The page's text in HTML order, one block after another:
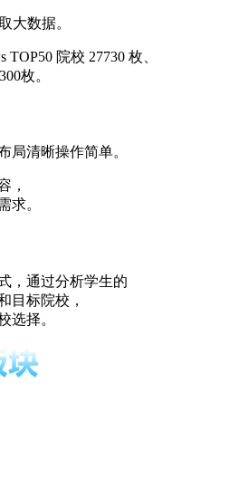
大数据。
TOP50 院校 27730 枚、
枚。
局清晰操作简单。
，
求。
，通过分析学生的
目标院校，
选择。